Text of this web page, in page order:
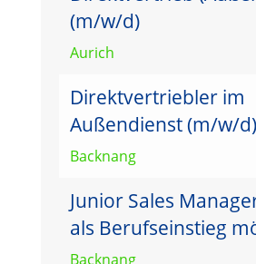
(m/w/d)
Aurich
Direktvertriebler im
Außendienst (m/w/d)
Backnang
Junior Sales
als Berufseinstieg
Backnang